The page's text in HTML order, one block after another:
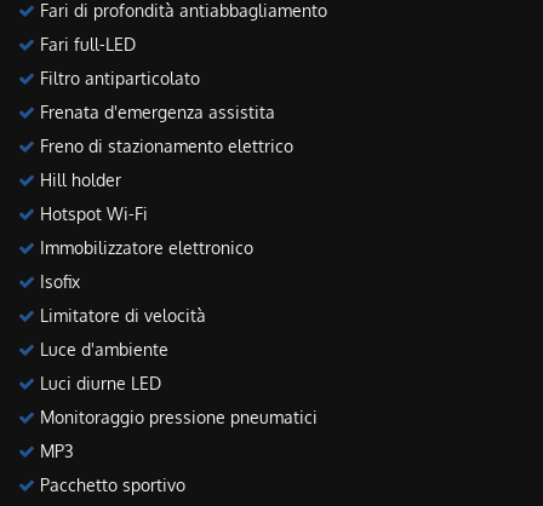
Fari di profondità antiabbagliamento
Fari full-LED
Filtro antiparticolato
Frenata d'emergenza assistita
Freno di stazionamento elettrico
Hill holder
Hotspot Wi-Fi
Immobilizzatore elettronico
Isofix
Limitatore di velocità
Luce d'ambiente
Luci diurne LED
Monitoraggio pressione pneumatici
MP3
Pacchetto sportivo